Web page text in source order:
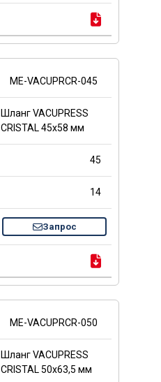
ME-VACUPRCR-045
Шланг VACUPRESS
CRISTAL 45x58 мм
45
14
Запрос
ME-VACUPRCR-050
Шланг VACUPRESS
CRISTAL 50x63,5 мм